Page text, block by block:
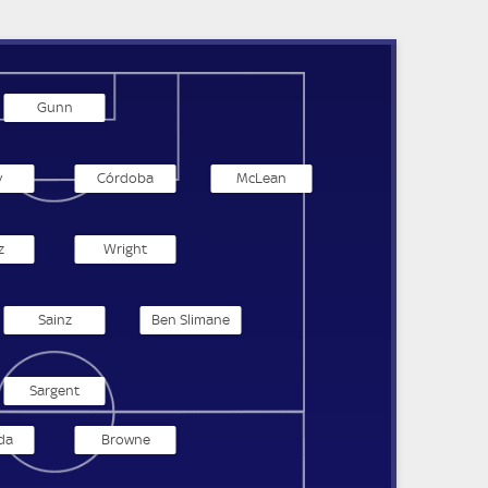
Gunn
Córdoba McLean
Wright
Sainz Ben Slimane
Sargent
Browne